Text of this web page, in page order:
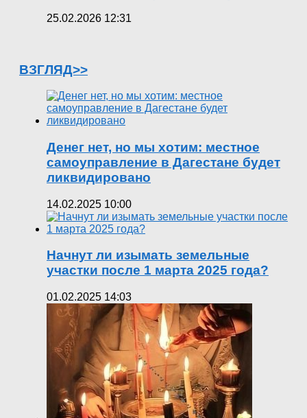
25.02.2026 12:31
ВЗГЛЯД>>
Денег нет, но мы хотим: местное
самоуправление в Дагестане будет
ликвидировано
14.02.2025 10:00
Начнут ли изымать земельные
участки после 1 марта 2025 года?
01.02.2025 14:03